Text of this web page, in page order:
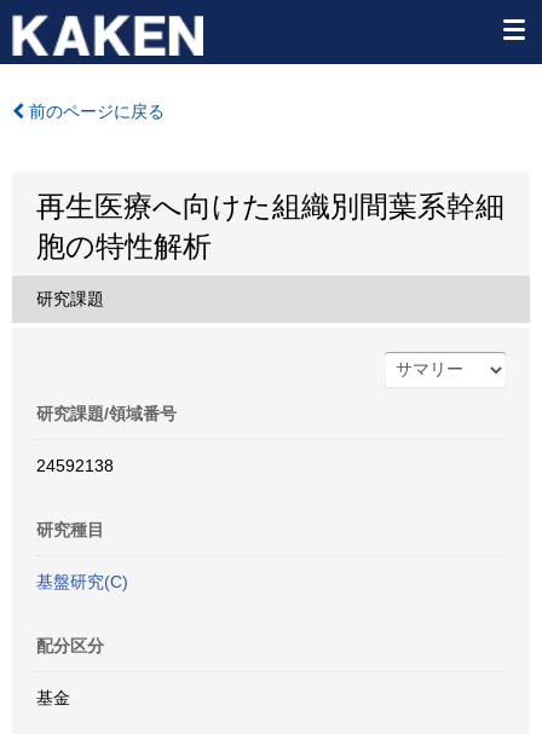
前のページに戻る
再生医療へ向けた組織別間葉系幹細
胞の特性解析
研究課題
研究課題/領域番号
24592138
研究種目
基盤研究(C)
配分区分
基金